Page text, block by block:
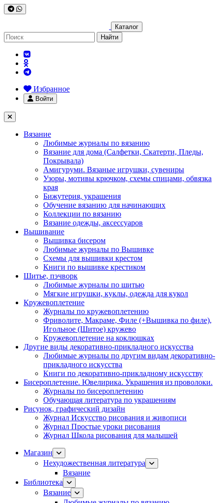
Каталог
Найти
Избранное
Войти
Вязание
Любимые журналы по вязанию
Вязание для дома (Салфетки, Скатерти, Пледы,
Покрывала)
Амигуруми. Вязаные игрушки, сувениры
Узоры, мотивы крючком, схемы спицами, обвязка
края
Бижутерия, украшения
Обучение вязанию для начинающих
Коллекции по вязанию
Вязание одежды, аксессуаров
Вышивание
Вышивка бисером
Любимые журналы по Вышивке
Схемы для вышивки крестом
Книги по вышивке крестиком
Шитье, пэчворк
Любимые журналы по шитью
Мягкие игрушки, куклы, одежда для кукол
Кружевоплетение
Журналы по кружевоплетению
Фриволите, Макраме, Филе (+Вышивка по филе),
Игольное (Шитое) кружево
Кружевоплетение на коклюшках
Другие виды декоративно-прикладного искусства
Любимые журналы по другим видам декоративно-
прикладного искусства
Книги по декоративно-прикладному искусству
Бисероплетение. Ювелирика. Украшения из проволоки.
Журналы по бисероплетению
Обучающая литература по украшениям
Рисунок, графический дизайн
Журнал Искусство рисования и живописи
Журнал Простые уроки рисования
Журнал Школа рисования для малышей
Магазин
Нехудожественная литература
Вязание
Библиотека
Вязание